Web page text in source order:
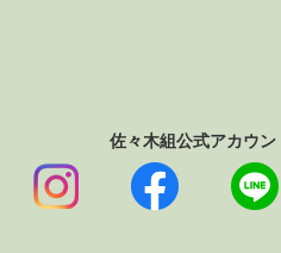
佐々木組公式アカウン